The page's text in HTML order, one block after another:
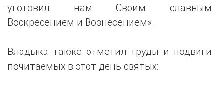
уготовил нам Своим славным
Воскресением и Вознесением».
Владыка также отметил труды и подвиги
почитаемых в этот день святых: